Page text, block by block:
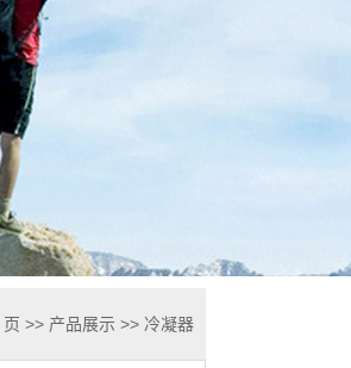
>> 产品展示 >> 冷凝器